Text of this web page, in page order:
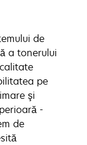
de
a tonerului
pe
şi
-
de